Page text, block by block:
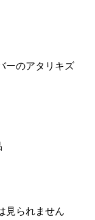
ーのアタリキズ
見られません